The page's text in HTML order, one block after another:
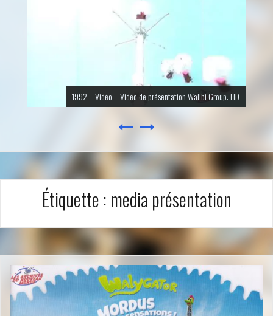
1992 – Vidéo – Vidéo de présentation Walibi Group. HD
Étiquette : media présentation